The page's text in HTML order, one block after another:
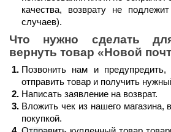
качества, возврату не
случаев).
Что нужно сделать
вернуть товар «Новой
Позвонить нам и
отправить товар и получить
Написать заявление на возврат.
Вложить чек из нашего магазина,
покупкой.